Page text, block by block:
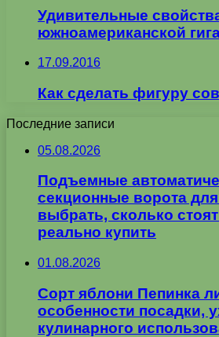
Удивительные
южноамериканской
17.09.2016
Как сделать фигуру
Последние записи
05.08.2026
Подъемные
секционные ворота
выбрать, сколько
реально купить
01.08.2026
Сорт яблони Пепинка
особенности посадки,
кулинарного